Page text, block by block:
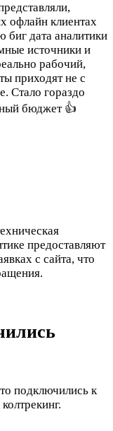
офлайн клиентах
биг дата аналитики
источники и
рабочий,
приходят не с
Стало гораздо
бюджет 👍
предоставляют
с сайта, что
подключились к